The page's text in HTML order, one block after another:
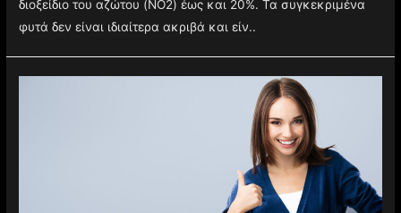
διοξείδιο του αζώτου (NO2) έως και 20%. Τα συγκεκριμένα
φυτά δεν είναι ιδιαίτερα ακριβά και είν..